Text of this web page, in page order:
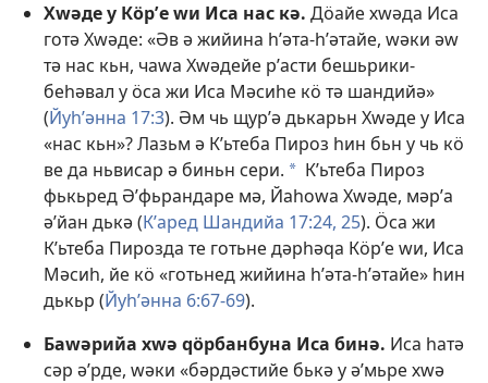
Хԝәде у Кӧрʹе ԝи Иса нас кә. Дӧайе хԝәда Иса
готә Хԝәде: «Әв ә жийина һʹәта-һʹәтайе, ԝәки әԝ
тә нас кьн, чаԝа Хԝәдейе рʹасти бешьрики-
беһәвал у ӧса жи Иса Мәсиһе кӧ тә шандийә»
(Йуһʹәнна 17:3). Әм чь щурʹә дькарьн Хԝәде у Иса
«нас кьн»? Лазьм ә Кʹьтеба Пироз һин бьн у чь кӧ
ве да ньвисар ә биньн сери. a Кʹьтеба Пироз
фькьред Әʹфьрандаре мә, Йаһоԝа Хԝәде, мәрʹа
әʹйан дькә (Кʹаред Шандийа 17:24, 25). Ӧса жи
Кʹьтеба Пирозда те готьне дәрһәԛа Кӧрʹе ԝи, Иса
Мәсиһ, йе кӧ «готьнед жийина һʹәта-һʹәтайе» һин
дькьр (Йуһʹәнна 6:67-69).
Баԝәрийа хԝә ԛӧрбанбуна Иса бинә. Иса һатә
сәр әʹрде, ԝәки «бәрдәстийе бькә у әʹмьре хԝә